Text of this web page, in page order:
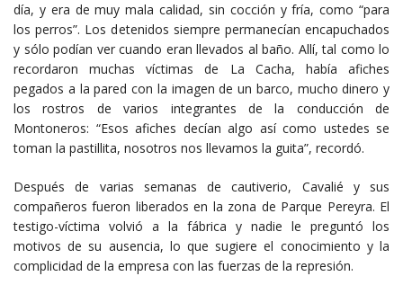
día, y era de muy mala calidad, sin cocción y fría, como “para
los perros”. Los detenidos siempre permanecían encapuchados
y sólo podían ver cuando eran llevados al baño. Allí, tal como lo
recordaron muchas víctimas de La Cacha, había afiches
pegados a la pared con la imagen de un barco, mucho dinero y
los rostros de varios integrantes de la conducción de
Montoneros: “Esos afiches decían algo así como ustedes se
toman la pastillita, nosotros nos llevamos la guita”, recordó.
Después de varias semanas de cautiverio, Cavalié y sus
compañeros fueron liberados en la zona de Parque Pereyra. El
testigo-víctima volvió a la fábrica y nadie le preguntó los
motivos de su ausencia, lo que sugiere el conocimiento y la
complicidad de la empresa con las fuerzas de la represión.